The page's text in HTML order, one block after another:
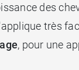
des
très
, pour une